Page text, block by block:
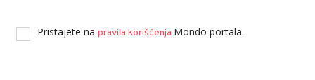
Pristajete na pravila korišćenja Mondo portala.